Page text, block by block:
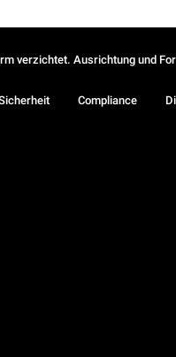
verzichtet. Ausrichtung und
Compliance